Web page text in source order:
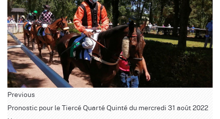
Previous
Pronostic pour le Tiercé Quarté Quinté du mercredi 31 août 2022